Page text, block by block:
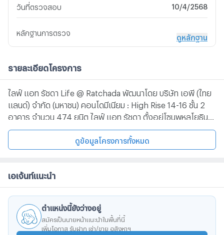
วันที่ตรวจสอบ 10/4/2568
หลักฐานการตรวจ
ดูหลักฐาน
รายละเอียดโครงการ
ไลฟ์ แอท รัชดา Life @ Ratchada พัฒนาโดย บริษัท เอพี (ไทย
แลนด์) จำกัด (มหาชน) คอนโดมีเนียม : High Rise 14-16 ชั้น 2
อาคาร จำนวน 474 ยูนิต ไลฟ์ แอท รัชดา ตั้งอยู่โซนพหลโยธิน-
ใกล้ทั้ง BTS และ MRT ตรงข้าม Central ลาดพร้าว และราย
ล้อมด้วยสิ่งอำนวยความสะดวก -ใกล้ เซ็นทรัล ลาดพร้าว ,
SCB Park -ใกล้ รถไฟฟ้า BTS สายสีเขียว สถานีห้าแยก
ลาดพร้าว -ใกล้ รถไฟฟ้า MRT สายสีน้ำเงิน สถานีพหลโยธิน
-ใกล้ทางยกระดับอุตราภิมุข
ดูข้อมูลโครงการทั้งหมด
เอเจ้นท์แนะนำ
ตำแหน่งนี้ยังว่างอยู่
สมัครเป็นนายหน้าแนะนำในพื้นที่นี้
เพิ่มโอกาส รับฝาก เช่า/ขาย อสังหาฯ